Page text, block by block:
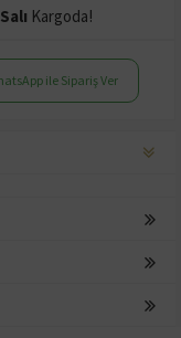
Kargoda!
ile Sipariş Ver